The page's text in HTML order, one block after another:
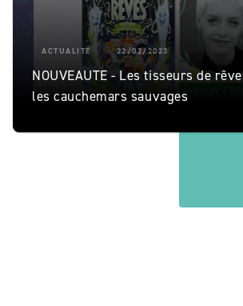
ACTUALITÉ 22/02/2023
NOUVEAUTE - Les tisseurs de
les cauchemars sauvages